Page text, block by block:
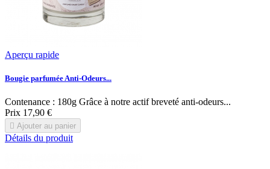
Aperçu rapide
Bougie parfumée Anti-Odeurs...
Contenance : 180g Grâce à notre actif breveté anti-odeurs...
Prix 17,90 €
 Ajouter au panier
Détails du produit